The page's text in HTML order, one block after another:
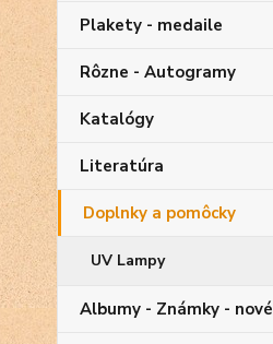
Plakety - medaile
Rôzne - Autogramy
Katalógy
Literatúra
Doplnky a pomôcky
UV Lampy
Albumy - Známky - nové